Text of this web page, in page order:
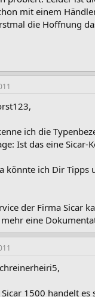
mit einem
die Hoffnung
ich die
Ist das eine
könnte ich Dir Tipps
der Firma Sicar
eine
1500 handelt